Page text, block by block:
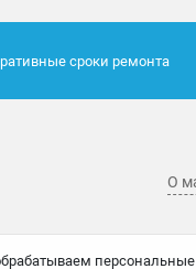
персональные
сроки ремонта
О